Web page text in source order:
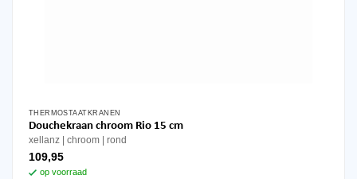
THERMOSTAATKRANEN
Douchekraan chroom Rio 15 cm
xellanz chroom rond
109,95
op voorraad